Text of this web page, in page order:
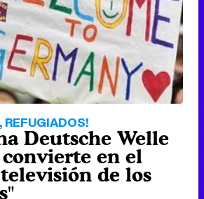
REFUGIADOS!
Deutsche Welle
en el
de los